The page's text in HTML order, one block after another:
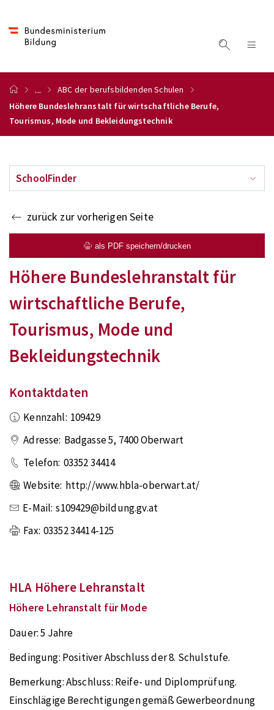
...
ABC der berufsbildenden Schulen
Höhere Bundeslehranstalt für wirtschaftliche Berufe,
Tourismus, Mode und Bekleidungstechnik
SchoolFinder
zurück zur vorherigen Seite
als PDF speichern/drucken
Höhere Bundeslehranstalt für
wirtschaftliche Berufe,
Tourismus, Mode und
Bekleidungstechnik
Kontaktdaten
Kennzahl: 109429
Adresse: Badgasse 5, 7400Oberwart
Telefon: 03352 34414
Website: http://www.hbla-oberwart.at/
E-Mail: s109429@bildung.gv.at
Fax: 03352 34414-125
HLA Höhere Lehranstalt
Höhere Lehranstalt für Mode
Dauer:5 Jahre
Bedingung: Positiver Abschluss der 8. Schulstufe.
Bemerkung:Abschluss: Reife- und Diplomprüfung.
Einschlägige Berechtigungen gemäß Gewerbeordnung